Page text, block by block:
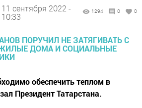
11 сентября 2022 -
10:33
1294 0 0
обеспечить теплом в
Президент Татарстана.